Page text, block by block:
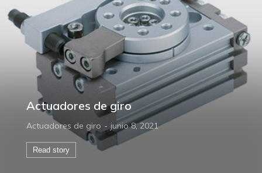
Actuadores de giro
Actuadores de giro junio 8, 2021
Read story